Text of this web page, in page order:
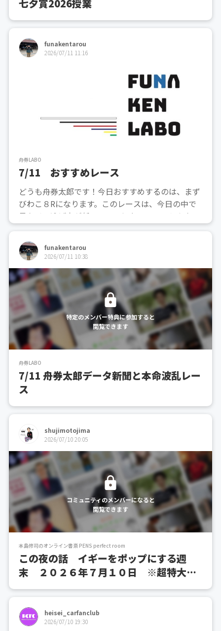
七夕賞2026授業
funakentarou
2026/07/11 11:16
舟券LABO
7/11 おすすめレース
どうも舟券太郎です！今日おすすめするのは、まず
びわこ８Rになります。このレースは、今日の中で
最もイン逃げ率が低いレースになっていてしかも、
４号艇がA級なのですが、一番１着率が高いわけで
はなく２、３号艇の１着率が高いレースになってい
てさらに、２号艇は舟足覚醒型なので、特定のタイ
funakentarou
2026/07/11 10:38
特定のメンバー特典に参加すると
閲覧できます
舟券LABO
7/11 舟券太郎データ新聞と本命波乱レー
ス
shujimotojima
2026/07/10 20:05
コミュニティのメンバーになると
閲覧できます
本島修司のオンライン書斎 PENS perfect room
この夜の話 イギーをポップにする週
末 ２０２６年７月１０日 ※超特大
号 この馬で一度勝ちたい、そんな七夕
heisei_carfanclub
2026/07/10 19:30